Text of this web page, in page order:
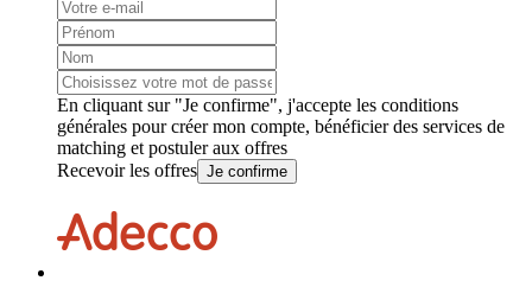
En cliquant sur "Je confirme", j'accepte les conditions
générales pour créer mon compte, bénéficier des services de
matching et postuler aux offres
Recevoir les offres Je confirme